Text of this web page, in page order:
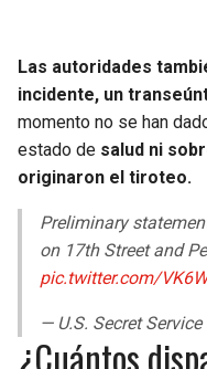
Las autoridades
incidente, un
momento no se han
estado de salud ni
originaron el tiroteo.
Preliminary
on 17th Street and
pic.twitter.com/
— U.S. Secret
¿Cuántos